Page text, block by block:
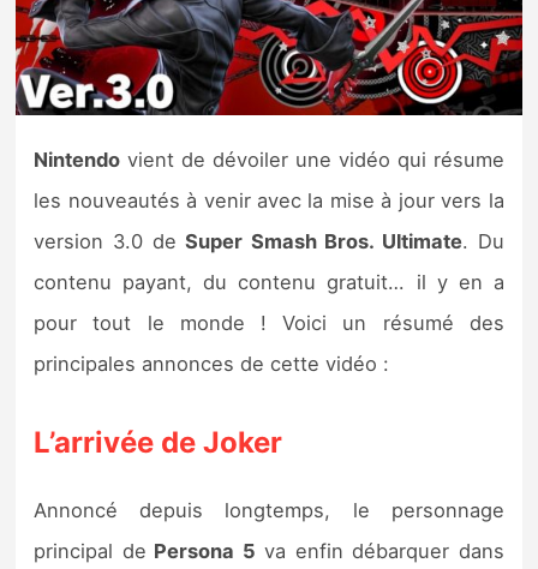
Nintendo Direct
Tests et previews
Tests de jeux
Tests d’accessoires
Autres tests
Previews
Sorties de jeux
Nintendo vient de dévoiler une vidéo qui résume
les nouveautés à venir avec la mise à jour vers la
version 3.0 deSuper Smash Bros. Ultimate. Du
contenu payant, du contenu gratuit… il y en a
pour tout le monde ! Voici un résumé des
principales annonces de cette vidéo :
L’arrivée de Joker
Annoncé depuis longtemps, le personnage
principal de Persona 5 va enfin débarquer dans